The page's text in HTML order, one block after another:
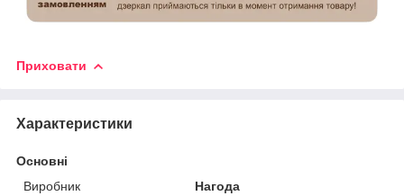
Приховати
Характеристики
Основні
Виробник
Нагода